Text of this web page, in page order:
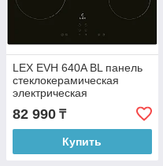
LEX EVH 640A BL панель
стеклокерамическая
электрическая
82 990 ₸
Купить